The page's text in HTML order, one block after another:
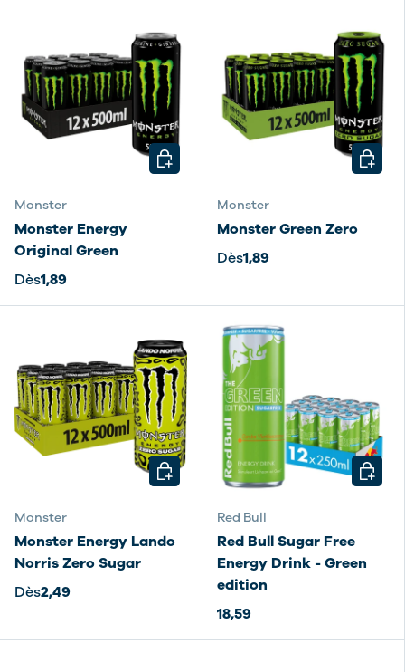
Monster
Monster Energy
Original Green
Dès1,89
CHOISIR LES OPTIONS
Monster
Monster Green Zero
Dès1,89
Monster
Monster Energy Lando
Norris Zero Sugar
Dès2,49
CHOISIR LES OPTIONS
Red Bull
Red Bull Sugar Free
Energy Drink - Green
edition
18,59